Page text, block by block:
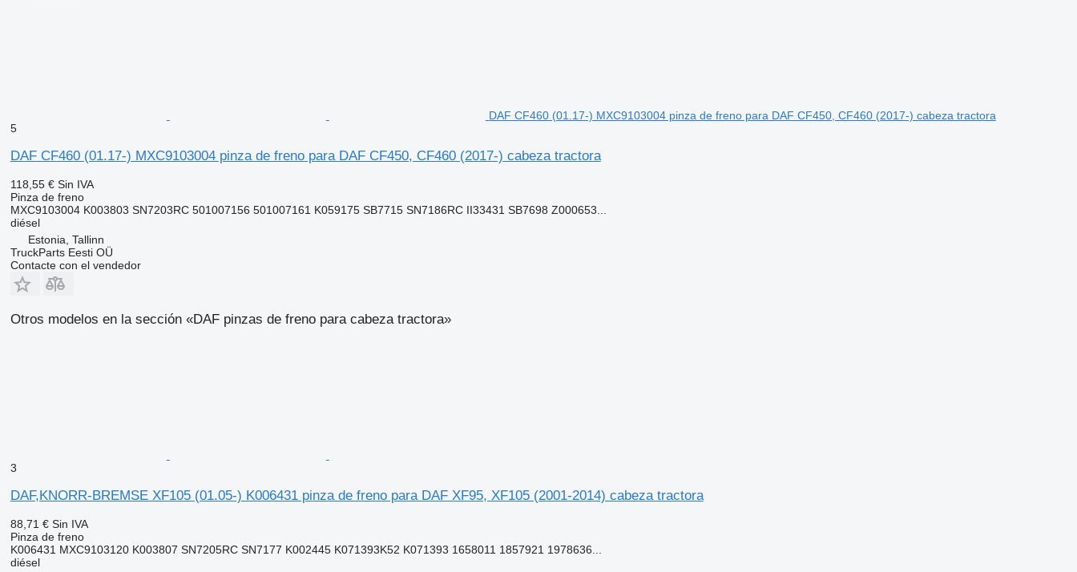
DAF CF460 (01.17-) MXC9103004 pinza de freno para DAF CF450, CF460 (2017-) cabeza tractora
5
DAF CF460 (01.17-) MXC9103004 pinza de freno para DAF CF450, CF460 (2017-) cabeza tractora
118,55 € Sin IVA
Pinza de freno
MXC9103004 K003803 SN7203RC 501007156 501007161 K059175 SB7715 SN7186RC II33431 SB7698 Z000653...
diésel
Estonia, Tallinn
TruckParts Eesti OÜ
Contacte con el vendedor
Otros modelos en la sección «DAF pinzas de freno para cabeza tractora»
3
DAF,KNORR-BREMSE XF105 (01.05-) K006431 pinza de freno para DAF XF95, XF105 (2001-2014) cabeza tractora
88,71 € Sin IVA
Pinza de freno
K006431 MXC9103120 K003807 SN7205RC SN7177 K002445 K071393K52 K071393 1658011 1857921 1978636...
diésel